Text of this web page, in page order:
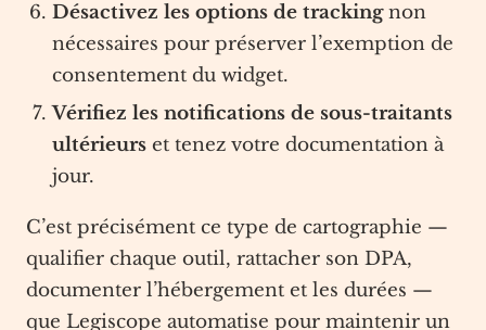
Désactivez les options de trackingnon
nécessaires pour préserver l’exemption de
consentement du widget.
Vérifiez les notifications de sous-traitants
ultérieurs et tenez votre documentation à
jour.
C’est précisément ce type de cartographie —
qualifier chaque outil, rattacher son DPA,
documenter l’hébergement et les durées —
que Legiscope automatise pour maintenir un